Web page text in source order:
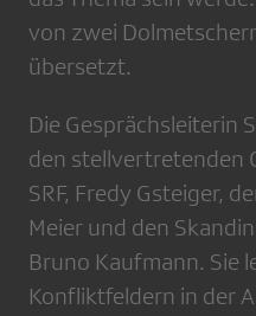
von zwei
übersetzt.
Die Gesprächsleiterin
den stellvertretenden
SRF, Fredy Gsteiger,
Meier und den
Bruno Kaufmann. Sie
Konfliktfeldern in der